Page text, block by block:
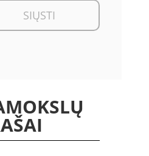
SIŲSTI